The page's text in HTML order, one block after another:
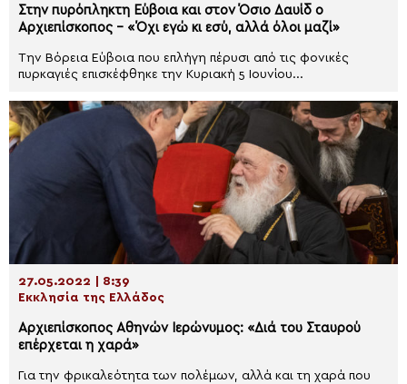
Στην πυρόπληκτη Εύβοια και στον Όσιο Δαυίδ ο
Αρχιεπίσκοπος – «Όχι εγώ κι εσύ, αλλά όλοι μαζί»
Την Βόρεια Εύβοια που επλήγη πέρυσι από τις φονικές
πυρκαγιές επισκέφθηκε την Κυριακή 5 Ιουνίου...
27.05.2022 | 8:39
Εκκλησία της Ελλάδος
Αρχιεπίσκοπος Αθηνών Ιερώνυμος: «Διά του Σταυρού
επέρχεται η χαρά»
Για την φρικαλεότητα των πολέμων, αλλά και τη χαρά που